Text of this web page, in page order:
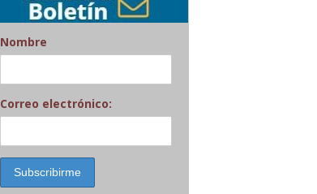
Nombre
Correo electrónico: